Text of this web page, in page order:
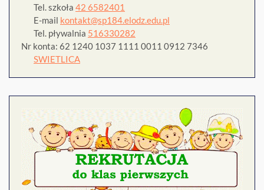
Tel. szkoła 42 6582401
E-mail kontakt@sp184.elodz.edu.pl
Tel. pływalnia 516330282
Nr konta: 62 1240 1037 1111 0011 0912 7346
SWIETLICA